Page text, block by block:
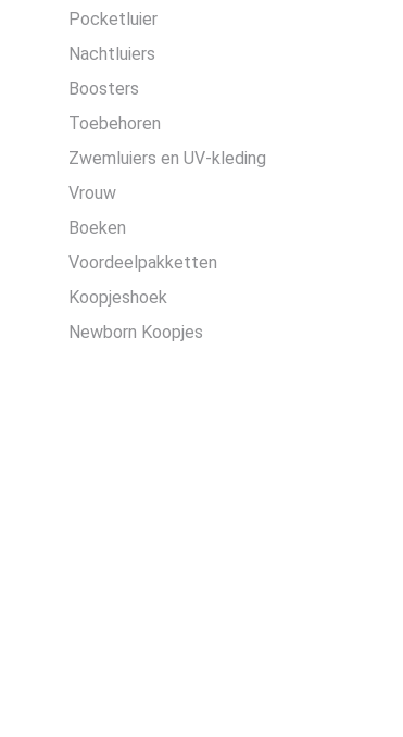
Pocketluier
Nachtluiers
Boosters
Toebehoren
Zwemluiers en UV-kleding
Vrouw
Boeken
Voordeelpakketten
Koopjeshoek
Newborn Koopjes